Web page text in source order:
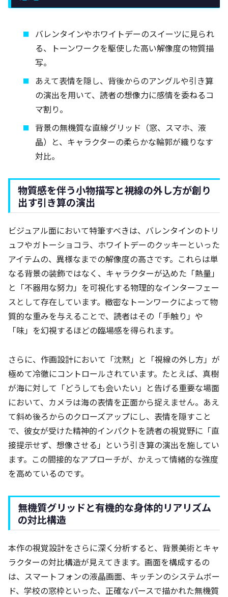
バレンタインやホワイトデーのスイーツに見られ
る、トーンワークを駆使した高い解像度の物質描
写。
あえて表情を隠し、背後からのアングルや引き算
の演出を用いて、読者の想像力に感情を委ねるコ
マ割り。
背景の無機質な直線グリッド（窓、スマホ、液
晶）と、キャラクターの柔らかな輪郭が織りなす
対比。
物質感を伴う小物描写と視線の外し方が創り
出す引き算の演出
ビジュアル面において特筆すべきは、バレンタインのトリ
ュフやガトーショコラ、ホワイトデーのクッキーといった
アイテムの、異様なまでの解像度の高さです。これらは単
なる背景の装飾ではなく、キャラクターが込めた「熱量」
と「不器用な努力」を可視化する物理的なインターフェー
スとして存在しています。緻密なトーンワークによって物
質的な重みを与えることで、読者はその「手触り」や
「味」を幻視するほどの臨場感を得られます。
さらに、作画設計において「沈黙」と「視線の外し方」が
極めて冷徹にコントロールされています。たとえば、真樹
が海に対して「どうしても会いたい」と告げる重要な場面
において、カメラは海の表情を正面から捉えません。あえ
て斜め後ろからのクローズアップにし、表情を隠すこと
で、彼女が受けた精神的インパクトを読者の視覚野に「直
接提示せず、想像させる」という引き算の演出を施してい
ます。この間接的なアプローチが、かえって情緒的な強度
を高めているのです。
無機質グリッドと有機的な身体的リアリズム
の対比構造
本作の視覚設計をさらに深く分析すると、背景美術とキャ
ラクターの対比構造が見えてきます。画面を構成するの
は、スマートフォンの液晶画面、キッチンのシステムボー
ド、学校の窓枠といった、正確なパースで描かれた無機質